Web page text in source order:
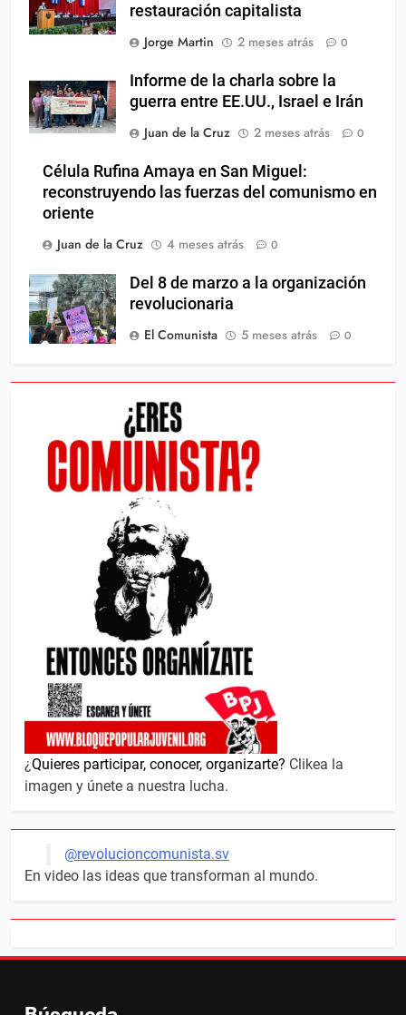
restauración capitalista
Jorge Martin
2 meses atrás 0
Informe de la charla sobre la
guerra entre EE.UU., Israel e Irán
Juan de la Cruz
2 meses atrás 0
Célula Rufina Amaya en San Miguel:
reconstruyendo las fuerzas del comunismo en
oriente
Juan de la Cruz
4 meses atrás 0
Del 8 de marzo a la organización
revolucionaria
El Comunista
5 meses atrás 0
¿Quieres participar, conocer, organizarte? Clikea la
imagen y únete a nuestra lucha.
@revolucioncomunista.sv
En video las ideas que transforman al mundo.